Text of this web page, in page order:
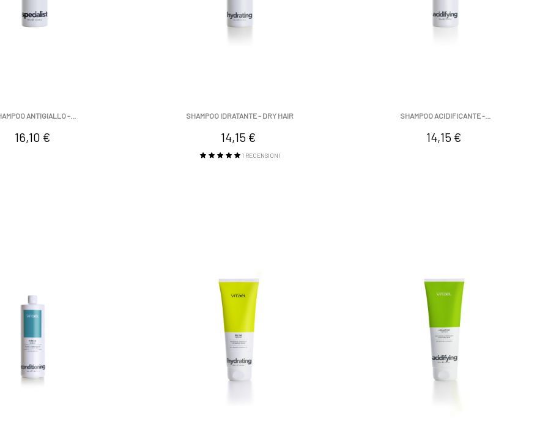
ANTIGIALLO -...
Prezzo
16,10 €
SHAMPOO IDRATANTE - DRY HAIR
Prezzo
14,15 €
1 RECENSIONI
SHAMPOO ACIDIFICANTE -...
Prezzo
14,15 €